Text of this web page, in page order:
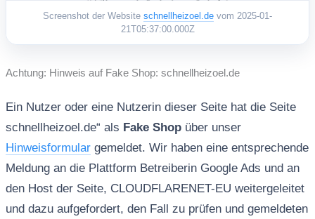
Screenshot der Website schnellheizoel.de vom 2025-01-
21T05:37:00.000Z
Achtung: Hinweis auf Fake Shop: schnellheizoel.de
Ein Nutzer oder eine Nutzerin dieser Seite hat die Seite
schnellheizoel.de“ als Fake Shopüber unser
Hinweisformulargemeldet. Wir haben eine entsprechende
Meldung an die Plattform Betreiberin Google Ads und an
den Host der Seite, CLOUDFLARENET-EU weitergeleitet
und dazu aufgefordert, den Fall zu prüfen und gemeldeten